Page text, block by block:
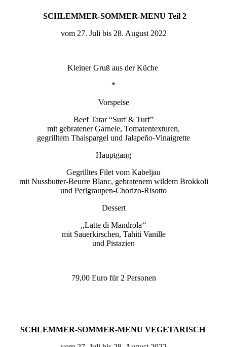
SCHLEMMER-SOMMER-MENU Teil 2
vom 27. Juli bis 28. August 2022
Kleiner Gruß aus der Küche
*
Vorspeise
Beef Tatar “Surf & Turf”
mit gebratener Garnele, Tomatentexturen,
gegrilltem Thaispargel und Jalapeño-Vinaigrette
Hauptgang
Gegrilltes Filet vom Kabeljau
mit Nussbutter-Beurre Blanc, gebratenem wildem Brokkoli
und Perlgraupen-Chorizo-Risotto
Dessert
,,Latte di Mandrola‘‘
mit Sauerkirschen, Tahiti Vanille
und Pistazien
79,00 Euro für 2 Personen
SCHLEMMER-SOMMER-MENU VEGETARISCH